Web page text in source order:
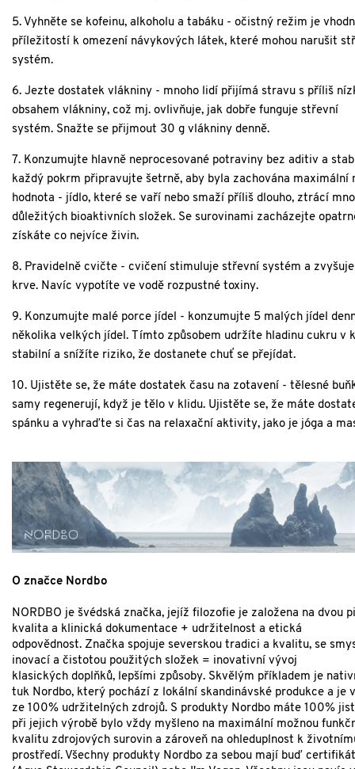
5. Vyhněte se kofeinu, alkoholu a tabáku - očistný režim je
příležitostí k omezení návykových látek, které mohou narušit
systém.
6. Jezte dostatek vlákniny - mnoho lidí přijímá stravu s příliš
obsahem vlákniny, což mj. ovlivňuje, jak dobře funguje střevní
systém. Snažte se přijmout 30 g vlákniny denně.
7. Konzumujte hlavně neprocesované potraviny bez aditiv a
každý pokrm připravujte šetrně, aby byla zachována maximální
hodnota - jídlo, které se vaří nebo smaží příliš dlouho, ztrácí
důležitých bioaktivních složek. Se surovinami zacházejte
získáte co nejvíce živin.
8. Pravidelně cvičte - cvičení stimuluje střevní systém a
krve. Navíc vypotíte ve vodě rozpustné toxiny.
9. Konzumujte malé porce jídel - konzumujte 5 malých jídel
několika velkých jídel. Tímto způsobem udržíte hladinu cukru v
stabilní a snížíte riziko, že dostanete chuť se přejídat.
10. Ujistěte se, že máte dostatek času na zotavení - tělesné
samy regenerují, když je tělo v klidu. Ujistěte se, že máte
spánku a vyhraďte si čas na relaxační aktivity, jako je jóga a
O značce Nordbo
NORDBO je švédská značka, jejíž filozofie je založena na dvou
kvalita a klinická dokumentace + udržitelnost a etická
odpovědnost. Značka spojuje severskou tradici a kvalitu, se
inovací a čistotou použitých složek = inovativní vývoj
klasických doplňků, lepšími způsoby. Skvělým příkladem je
tuk Nordbo, který pochází z lokální skandinávské produkce a je
ze 100% udržitelných zdrojů. S produkty Nordbo máte 100%
při jejich výrobě bylo vždy myšleno na maximální možnou
kvalitu zdrojových surovin a zároveň na ohleduplnost k
prostředí. Všechny produkty Nordbo za sebou mají buď